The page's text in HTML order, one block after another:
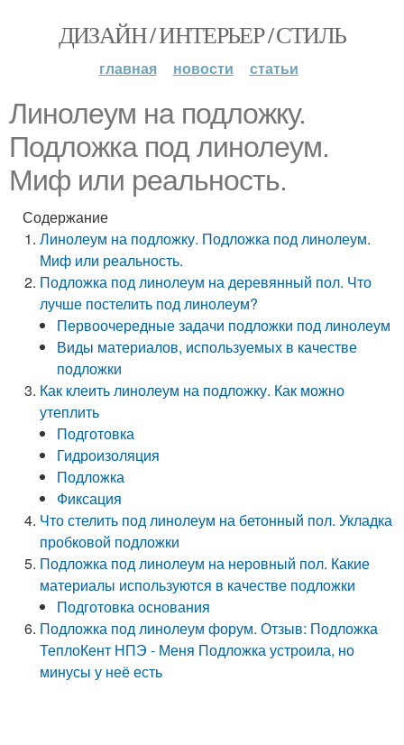
ДИЗАЙН / ИНТЕРЬЕР / СТИЛЬ
главная новости статьи
Линолеум на подложку.
Подложка под линолеум.
Миф или реальность.
Содержание
Линолеум на подложку. Подложка под линолеум.
Миф или реальность.
Подложка под линолеум на деревянный пол. Что
лучше постелить под линолеум?
Первоочередные задачи подложки под линолеум
Виды материалов, используемых в качестве
подложки
Как клеить линолеум на подложку. Как можно
утеплить
Подготовка
Гидроизоляция
Подложка
Фиксация
Что стелить под линолеум на бетонный пол. Укладка
пробковой подложки
Подложка под линолеум на неровный пол. Какие
материалы используются в качестве подложки
Подготовка основания
Подложка под линолеум форум. Отзыв: Подложка
ТеплоКент НПЭ - Меня Подложка устроила, но
минусы у неё есть